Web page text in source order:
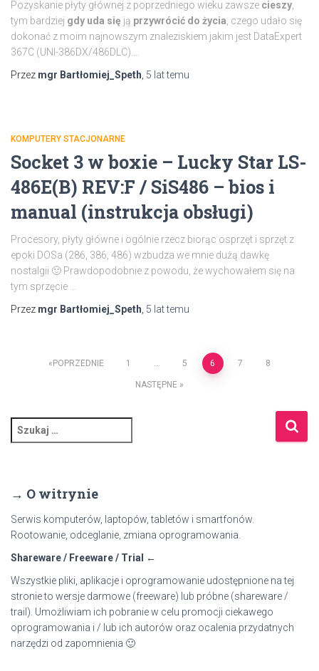
Pozyskanie płyty głównej z poprzedniego wieku zawsze cieszy
tym bardziej gdy uda się ją przywrócić do życia , czego udało się
dokonać z moim najnowszym znaleziskiem jakim jest DataExpert
367C (UNI-386DX/486DLC).…
Przez mgr Bartłomiej_Speth 5 lattemu
KOMPUTERY STACJONARNE
Socket 3 w boxie – Lucky Star LS-
486E(B) REV:F / SiS486 – bios i
manual (instrukcja obsługi)
Procesory, płyty główne i ogólnie rzecz biorąc osprzęt i sprzęt z
epoki DOSa (286, 386, 486) wzbudza we mnie dużą dawkę
nostalgii 🙂 Prawdopodobnie z powodu, że wychowałem się na
tym sprzęcie …
Przez mgr Bartłomiej_Speth 5 lattemu
Stronicowanie
POPRZEDNIE 1 … 5 6 7 8
NASTĘPNE
z
:
→ O witrynie
Serwis komputerów, laptopów, tabletów i smartfonów.
Rootowanie, odceglanie, zmiana oprogramowania.
Shareware / Freeware / Trial ←
Wszystkie pliki, aplikacje i oprogramowanie udostępnione na tej
stronie to wersje darmowe (freeware) lub próbne (shareware /
trail). Umożliwiam ich pobranie w celu promocji ciekawego
oprogramowania i / lub ich autorów oraz ocalenia przydatnych
narzędzi od zapomnienia 🙂